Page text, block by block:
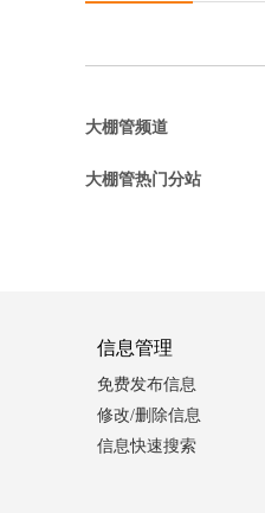
大棚管频道
大棚管热门分站
信息管理
免费发布信息
修改/删除信息
信息快速搜索